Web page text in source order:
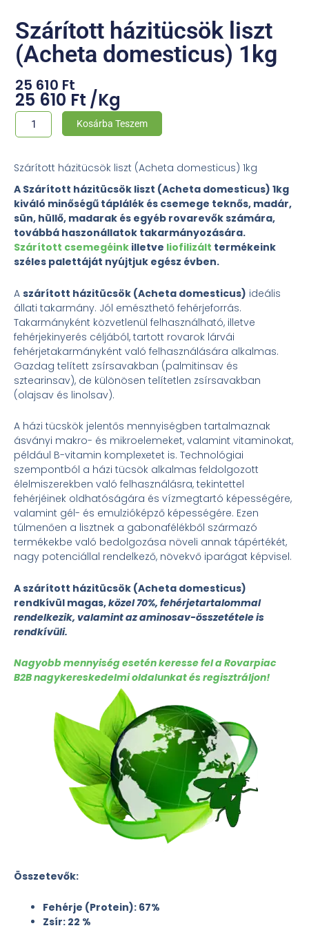
Szárított házitücsök liszt
(Acheta domesticus) 1kg
25 610 Ft
25 610 Ft /Kg
Szárított
házitücsök
(Acheta
domesticus)
1kg
mennyiség
Kosárba Teszem
Szárított házitücsök liszt (Acheta domesticus) 1kg
A Szárított házitücsök liszt (Acheta domesticus) 1kg
kiváló minőségű táplálék és csemege teknős, madár,
sün, hüllő, madarak és egyéb rovarevők számára,
továbbá haszonállatok takarmányozására.
Szárított csemegéink illetve liofilizált termékeink
széles palettáját nyújtjuk egész évben.
A szárított házitücsök (Acheta domesticus) ideális
állati takarmány. Jól emészthető fehérjeforrás.
Takarmányként közvetlenül felhasználható, illetve
fehérjekinyerés céljából, tartott rovarok lárvái
fehérjetakarmányként való felhasználására alkalmas.
Gazdag telített zsírsavakban (palmitinsav és
sztearinsav), de különösen telítetlen zsírsavakban
(olajsav és linolsav).
A házi tücskök jelentős mennyiségben tartalmaznak
ásványi makro- és mikroelemeket, valamint vitaminokat,
például B-vitamin komplexetet is. Technológiai
szempontból a házi tücsök alkalmas feldolgozott
élelmiszerekben való felhasználásra, tekintettel
fehérjéinek oldhatóságára és vízmegtartó képességére,
valamint gél- és emulzióképző képességére. Ezen
túlmenően a lisztnek a gabonafélékből származó
termékekbe való bedolgozása növeli annak tápértékét,
nagy potenciállal rendelkező, növekvő iparágat képvisel.
A szárított házitücsök (Acheta domesticus)
rendkívül magas,közel 70%, fehérjetartalommal
rendelkezik, valamint az aminosav-összetétele is
rendkívüli.
Nagyobb mennyiség esetén keresse fel a Rovarpiac
B2B nagykereskedelmi oldalunkat és regisztráljon!
Összetevők:
Fehérje (Protein): 67%
Zsír: 22 %